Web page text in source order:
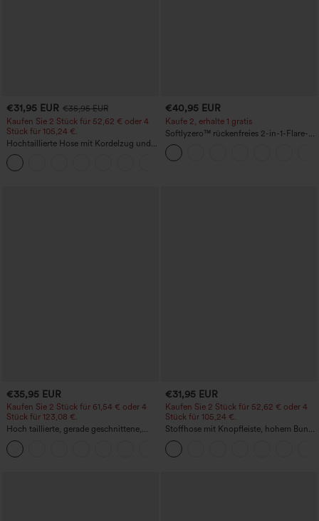
€31,95 EUR €35,95 EUR
Kaufen Sie 2 Stück für 52,62 € oder 4
Stück für 105,24 €.
Hochtaillierte Hose mit Kordelzug und
Taschen, weitem Bein, lässig und locker
in Leinenoptik
€40,95 EUR
Kaufe 2, erhalte 1 gratis
Softlyzero™ rückenfreies 2-in-1-Flare-
Trainingskleid – Wannabe – Easy Peezy
€35,95 EUR
Kaufen Sie 2 Stück für 61,54 € oder 4
Stück für 123,08 €.
Hoch taillierte, gerade geschnittene,
legere Leinen-Optik-Hose mit Taschen
€31,95 EUR
Kaufen Sie 2 Stück für 52,62 € oder 4
Stück für 105,24 €.
Stoffhose mit Knopfleiste, hohem Bund,
mehreren Taschen und geradem Bein